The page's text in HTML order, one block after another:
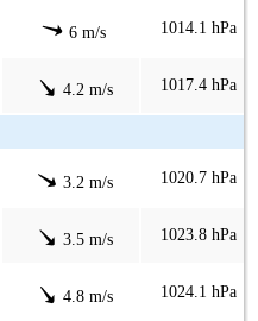
6 m/s 1014.1 hPa
4.2 m/s 1017.4 hPa
3.2 m/s 1020.7 hPa
3.5 m/s 1023.8 hPa
4.8 m/s 1024.1 hPa